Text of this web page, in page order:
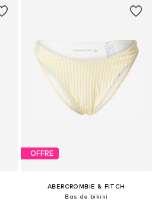
OFFRE
ABERCROMBIE & FITCH
Bas de bikini